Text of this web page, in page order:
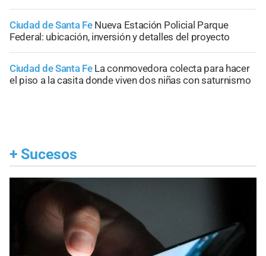
Ciudad de Santa Fe Nueva Estación Policial Parque
Federal: ubicación, inversión y detalles del proyecto
Ciudad de Santa Fe La conmovedora colecta para hacer
el piso a la casita donde viven dos niñas con saturnismo
+ Sucesos